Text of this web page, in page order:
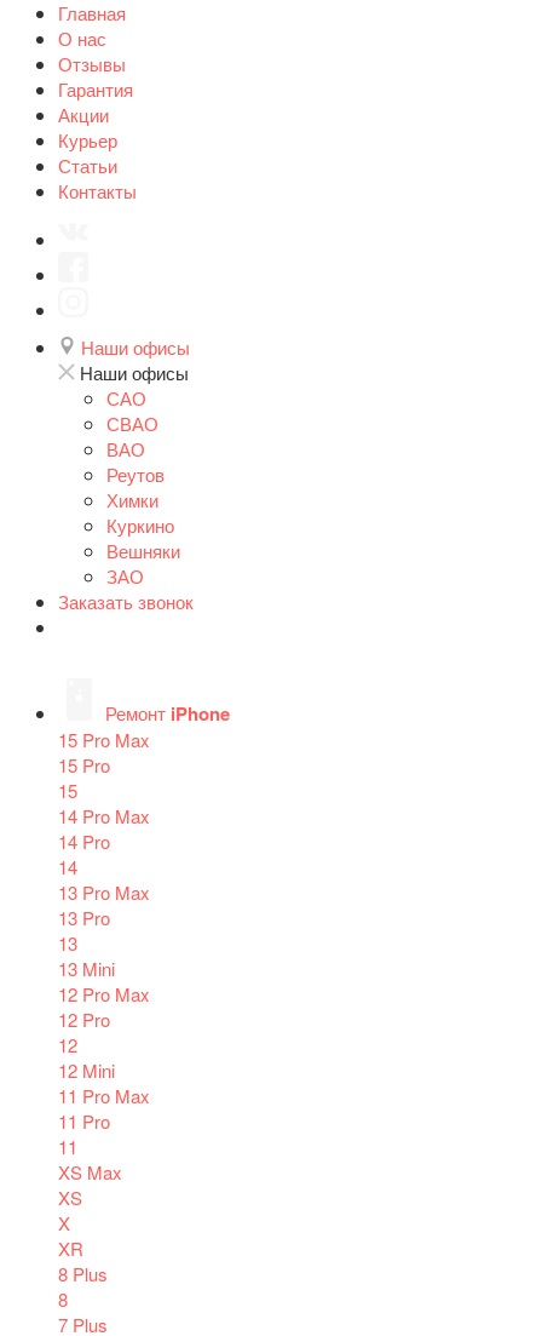
Главная
О нас
Отзывы
Гарантия
Акции
Курьер
Статьи
Контакты
Наши офисы
Наши офисы
САО
СВАО
ВАО
Реутов
Химки
Куркино
Вешняки
ЗАО
Заказать звонок
Ремонт iPhone
15 Pro Max
15 Pro
15
14 Pro Max
14 Pro
14
13 Pro Max
13 Pro
13
13 Mini
12 Pro Max
12 Pro
12
12 Mini
11 Pro Max
11 Pro
11
XS Max
XS
X
XR
8 Plus
8
7 Plus